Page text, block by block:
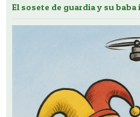
El sosete de guardia y su